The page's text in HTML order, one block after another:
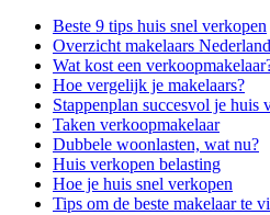
Beste 9 tips huis snel verkopen
Overzicht makelaars Nederland
Wat kost een
Hoe vergelijk je makelaars?
Stappenplan succesvol je huis
Taken verkoopmakelaar
Dubbele woonlasten, wat nu?
Huis verkopen belasting
Hoe je huis snel verkopen
Tips om de beste makelaar te